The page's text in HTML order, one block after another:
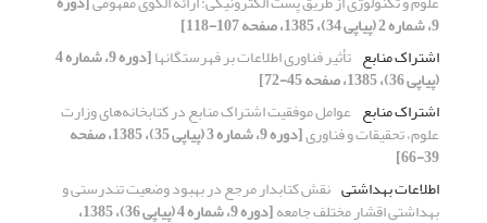
9، شماره 2 (پیاپی 34)، 1385، صفحه 107-118]
اشتراک منابع تأثیر فناوری اطلاعات بر فهرستگانها [دوره 9، شماره 4
(پیاپی 36)، 1385، صفحه 45-72]
اشتراک منابع عوامل موفقیت اشتراک منابع در کتابخانه‌های وزارت
علوم، تحقیقات و فناوری [دوره 9، شماره 3 (پیاپی 35)، 1385، صفحه
39-66]
اطلاعات بهداشتی نقش کتابدار مرجع در بهبود وضعیت تندرستی و
بهداشتی اقشار مختلف جامعه [دوره 9، شماره 4 (پیاپی 36)، 1385،